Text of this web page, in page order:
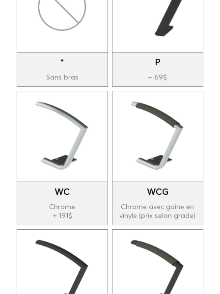
*
Sans bras
P
+ 69$
WC
Chrome
+ 191$
WCG
Chrome avec gaine en
vinyle (prix selon grade)